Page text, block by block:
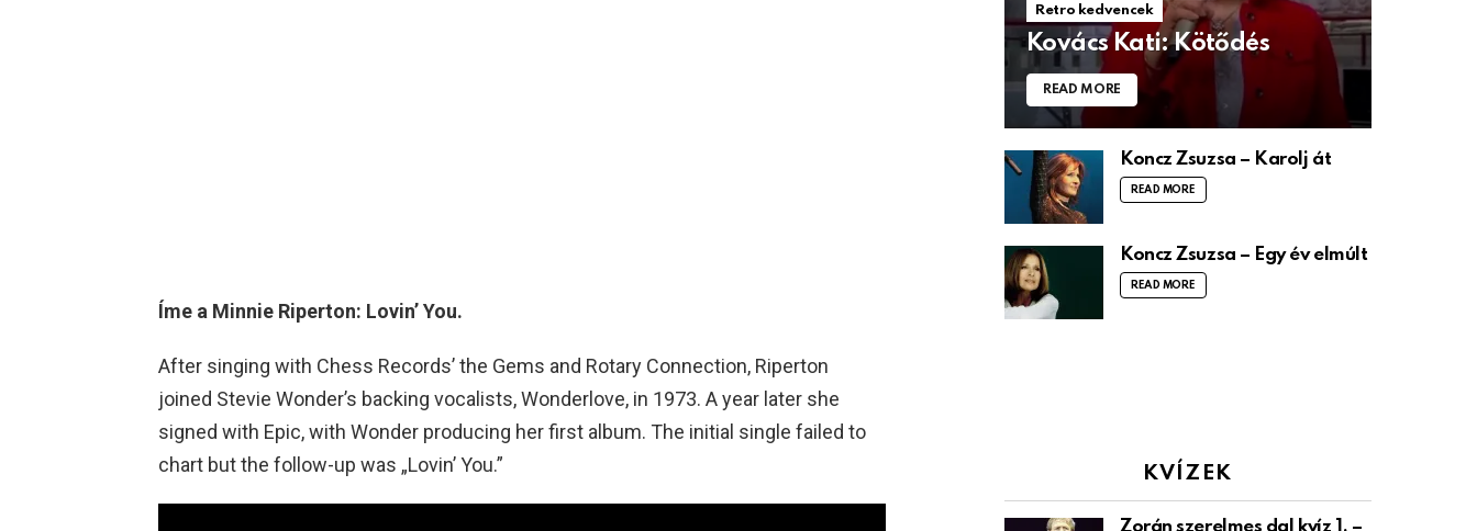
Íme a Minnie Riperton: Lovin’ You.
After singing with Chess Records’ the Gems and Rotary Connection, Riperton
joined Stevie Wonder’s backing vocalists, Wonderlove, in 1973. A year later she
signed with Epic, with Wonder producing her first album. The initial single failed to
chart but the follow-up was „Lovin’ You.”
Retro kedvencek
Kovács Kati: Kötődés
READ MORE
Koncz Zsuzsa – Karolj át
READ MORE
Koncz Zsuzsa – Egy év elmúlt
READ MORE
KVÍZEK
Zorán szerelmes dal kvíz 1. –